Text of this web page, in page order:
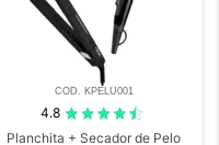
COD. KPELU001
4.8
Planchita + Secador de Pelo